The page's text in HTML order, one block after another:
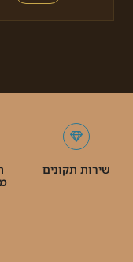
שירות תקונים